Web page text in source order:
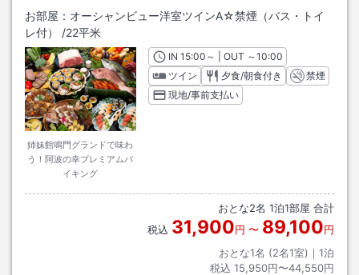
お部屋： オーシャンビュー洋室ツインA☆禁煙（バス・トイ
レ付）
/22平米
姉妹館鳴門グランドで味わ
う！阿波の幸プレミアムバ
イキング
INチェックイン
15:00 ～ | OUT チェックアウト
～10:00
ツイン
夕食/朝食付き
禁煙
現地/事前支払い
おとな2名 1泊1部屋 合計
税込 31,900円 〜 89,100円
おとな1名 (2名1室)｜ 1泊
税込 15,950円〜44,550円